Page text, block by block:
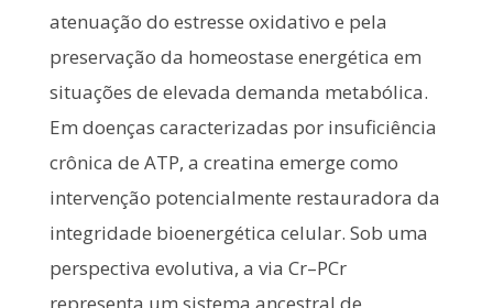
atenuação do estresse oxidativo e pela
preservação da homeostase energética em
situações de elevada demanda metabólica.
Em doenças caracterizadas por insuficiência
crônica de ATP, a creatina emerge como
intervenção potencialmente restauradora da
integridade bioenergética celular. Sob uma
perspectiva evolutiva, a via Cr–PCr